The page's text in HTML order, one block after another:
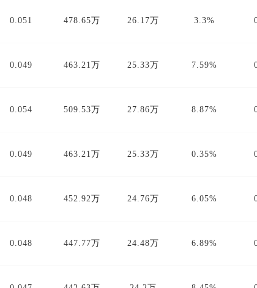
0.051 478.65万 26.17万 3.3%
0.049 463.21万 25.33万 7.59%
0.054 509.53万 27.86万 8.87%
0.049 463.21万 25.33万 0.35%
0.048 452.92万 24.76万 6.05%
0.048 447.77万 24.48万 6.89%